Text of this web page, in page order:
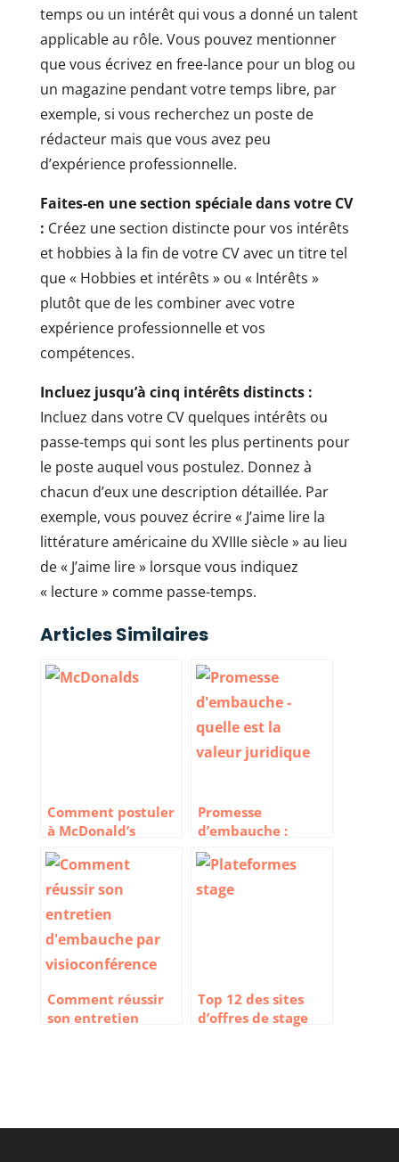
temps ou un intérêt qui vous a donné un talent
applicable au rôle. Vous pouvez mentionner
que vous écrivez en free-lance pour un blog ou
un magazine pendant votre temps libre, par
exemple, si vous recherchez un poste de
rédacteur mais que vous avez peu
d’expérience professionnelle.
Faites-en une section spéciale dans votre CV
: Créez une section distincte pour vos intérêts
et hobbies à la fin de votre CV avec un titre tel
que « Hobbies et intérêts » ou « Intérêts »
plutôt que de les combiner avec votre
expérience professionnelle et vos
compétences.
Incluez jusqu’à cinq intérêts distincts :
Incluez dans votre CV quelques intérêts ou
passe-temps qui sont les plus pertinents pour
le poste auquel vous postulez. Donnez à
chacun d’eux une description détaillée. Par
exemple, vous pouvez écrire « J’aime lire la
littérature américaine du XVIIIe siècle » au lieu
de « J’aime lire » lorsque vous indiquez
« lecture » comme passe-temps.
Articles Similaires
Comment postuler
à McDonald’s
Promesse
d’embauche :
quelle est la valeur
juridique
Comment réussir
son entretien
Top 12 des sites
d’offres de stage